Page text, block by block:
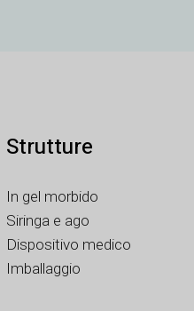
Strutture
In gel morbido
Siringa e ago
Dispositivo medico
Imballaggio